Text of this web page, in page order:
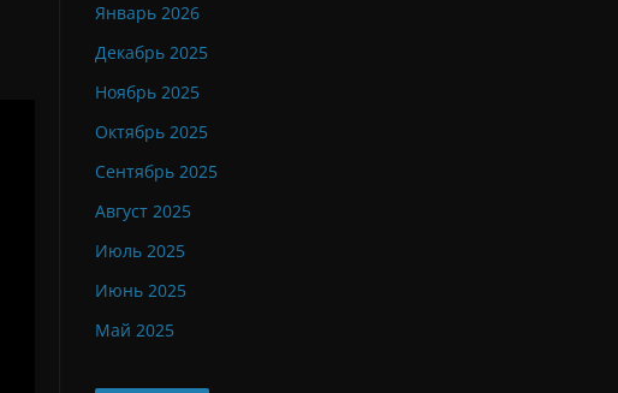
Январь 2026
Декабрь 2025
Ноябрь 2025
Октябрь 2025
Сентябрь 2025
Август 2025
Июль 2025
Июнь 2025
Май 2025